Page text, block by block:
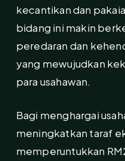
kecantikan dan
bidang ini makin
peredaran dan
yang mewujudkan
para usahawan.
Bagi menghargai
meningkatkan taraf
memperuntukkan